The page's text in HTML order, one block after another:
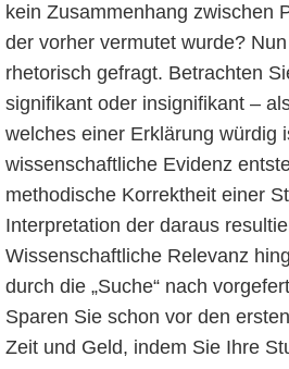
kein Zusammenhang zwischen
der vorher vermutet wurde?
rhetorisch gefragt. Betrachten
signifikant oder insignifikant –
welches einer Erklärung würdig
wissenschaftliche Evidenz
methodische Korrektheit einer
Interpretation der daraus
Wissenschaftliche Relevanz
durch die „Suche“ nach
Sparen Sie schon vor den
Zeit und Geld, indem Sie Ihre